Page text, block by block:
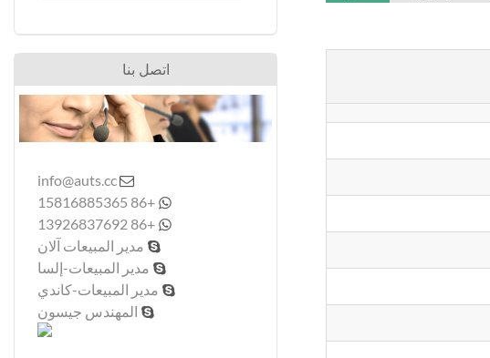
اتصل بنا

info@auts.cc

+86 15816885365

+86 13926837692
 مدير المبيعات آلان
 مدير المبيعات-إلسا
 مدير المبيعات-كاندي
 المهندس جيسون